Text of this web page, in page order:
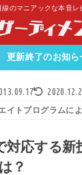
線のマニアックな本音レ
更新終了のお知ら
イトプログラムに
対応する新
？